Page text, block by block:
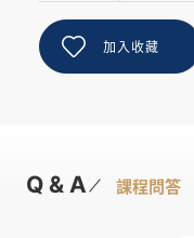
加入收藏
Q & A 課程問答